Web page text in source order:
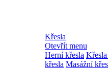
Křesla
Otevřít menu
Herní křesla
křesla Masážní